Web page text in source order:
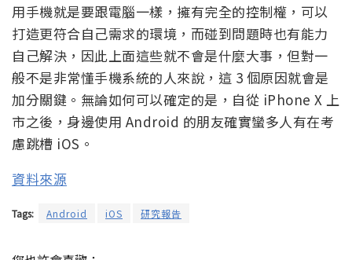
用手機就是要跟電腦一樣，擁有完全的控制權，可以
打造更符合自己需求的環境，而碰到問題時也有能力
自己解決，因此上面這些就不會是什麼大事，但對一
般不是非常懂手機系統的人來說，這 3 個原因就會是
加分關鍵。無論如何可以確定的是，自從 iPhone X 上
市之後，身邊使用 Android 的朋友確實蠻多人有在考
慮跳槽 iOS。
資料來源
Tags: Android iOS 研究報告